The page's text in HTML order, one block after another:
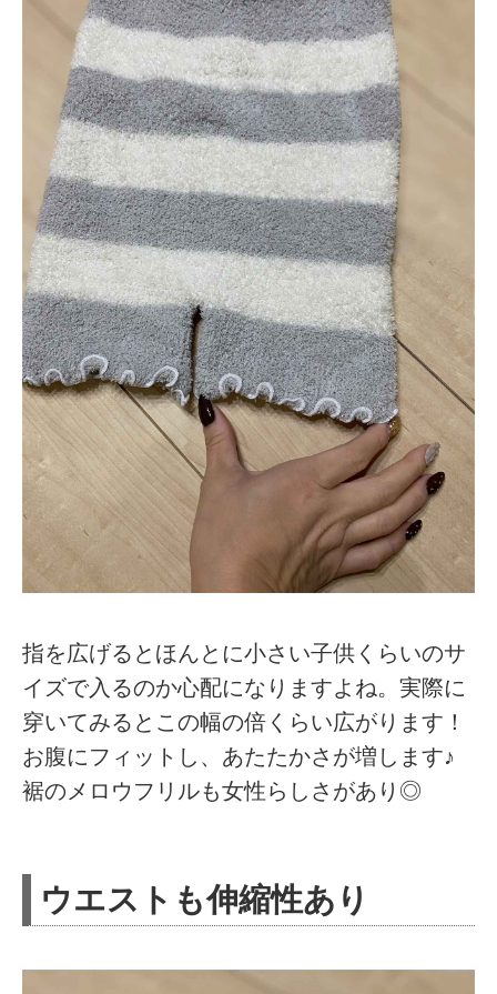
指を広げるとほんとに小さい子供くらいのサ
イズで入るのか心配になりますよね。実際に
穿いてみるとこの幅の倍くらい広がります！
お腹にフィットし、あたたかさが増します♪
裾のメロウフリルも女性らしさがあり◎
ウエストも伸縮性あり